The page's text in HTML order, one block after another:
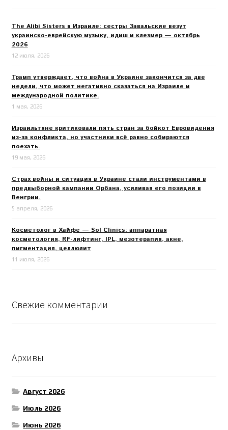
The Alibi Sisters в Израиле: сестры Завальские везут
украинско-еврейскую музыку, идиш и клезмер — октябрь
2026
12 июля, 2026
Трамп утверждает, что война в Украине закончится за две
недели, что может негативно сказаться на Израиле и
международной политике.
1 мая, 2026
Израильтяне критиковали пять стран за бойкот Евровидения
из-за конфликта, но участники всё равно собираются
поехать.
19 мая, 2026
Страх войны и ситуация в Украине стали инструментами в
предвыборной кампании Орбана, усиливая его позиции в
Венгрии.
5 апреля, 2026
Косметолог в Хайфе — Sol Clinics: аппаратная
косметология, RF-лифтинг, IPL, мезотерапия, акне,
пигментация, целлюлит
11 июля, 2026
Свежие комментарии
Архивы
Август 2026
Июль 2026
Июнь 2026